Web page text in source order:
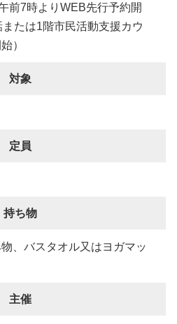
前7時よりWEB先行予約開
たは1階市民活動支援カウ
）
対象
定員
持ち物
、バスタオル又はヨガマッ
主催